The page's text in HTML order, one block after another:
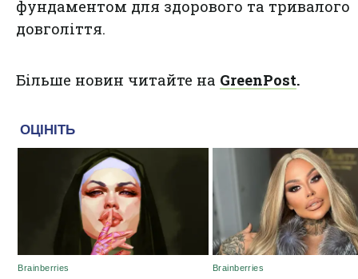
фундаментом для здорового та тривалого
довголіття.
Більше новин читайте на GreenPost.